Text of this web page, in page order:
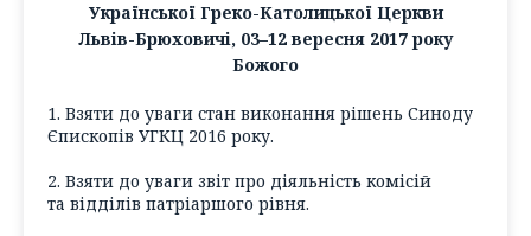
Української Греко-Католицької Церкви
Львів-Брюховичі, 03–12 вересня 2017 року
Божого
1. Взяти до уваги стан виконання рішень Синоду
Єпископів УГКЦ 2016 року.
2. Взяти до уваги звіт про діяльність комісій
та відділів патріаршого рівня.